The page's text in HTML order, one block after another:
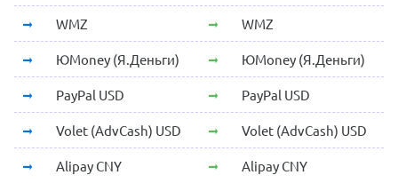
WMZ WMZ
ЮMoney (Я.Деньги) ЮMoney (Я.Деньги)
PayPal USD PayPal USD
Volet (AdvCash) USD Volet (AdvCash) USD
Alipay CNY Alipay CNY